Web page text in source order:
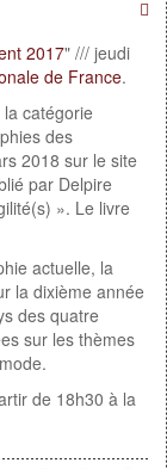
2017" /// jeudi
de France.
catégorie
des
2018 sur le site
par Delpire
». Le livre
actuelle, la
la dixième année
des quatre
sur les thèmes
de 18h30 à la